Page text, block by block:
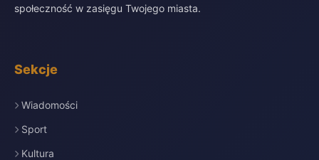
społeczność w zasięgu Twojego miasta.
Sekcje
Wiadomości
Sport
Kultura